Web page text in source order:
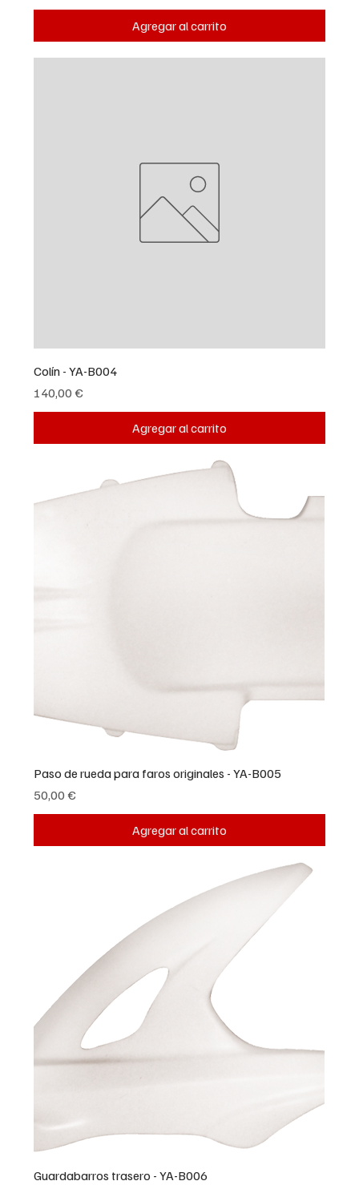
Agregar al carrito
Colín - YA-B004
Precio
140,00 €
Agregar al carrito
Paso de rueda para faros originales - YA-B005
Precio
50,00 €
Agregar al carrito
Guardabarros trasero - YA-B006